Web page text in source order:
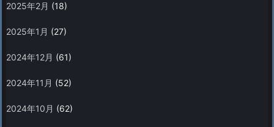
2025年2月 (18)
2025年1月 (27)
2024年12月 (61)
2024年11月 (52)
2024年10月 (62)